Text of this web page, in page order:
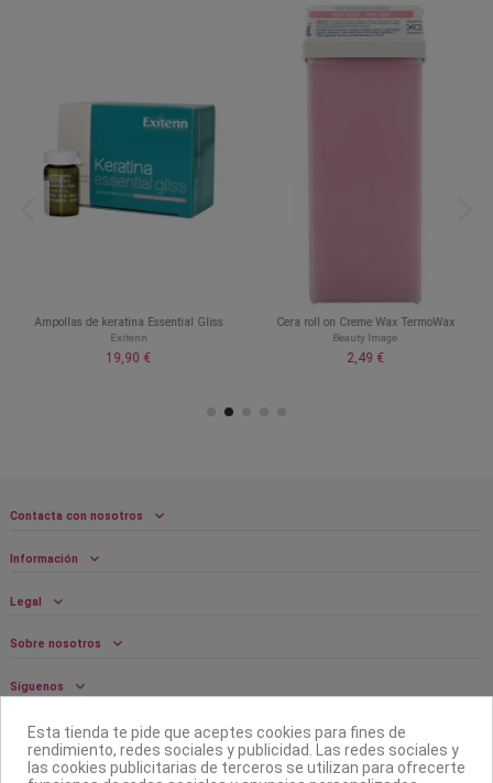
Ampollas de keratina Essential Gliss
Exitenn
19,90 €
Cera roll on Creme Wax TermoWax
Beauty Image
2,49 €
Contacta con nosotros
Información
Legal
Sobre nosotros
Síguenos
Boletín
Esta tienda te pide que aceptes cookies para fines de
rendimiento, redes sociales y publicidad. Las redes sociales y
las cookies publicitarias de terceros se utilizan para ofrecerte